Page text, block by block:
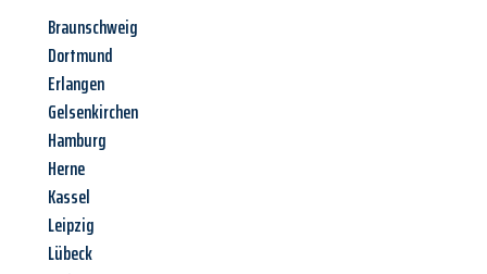
Braunschweig
Dortmund
Erlangen
Gelsenkirchen
Hamburg
Herne
Kassel
Leipzig
Lübeck